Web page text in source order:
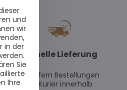
Schnelle Lieferung
Wir liefern Bestellungen
per Kurier innerhalb
und
wir
in der
Sie
Ihre